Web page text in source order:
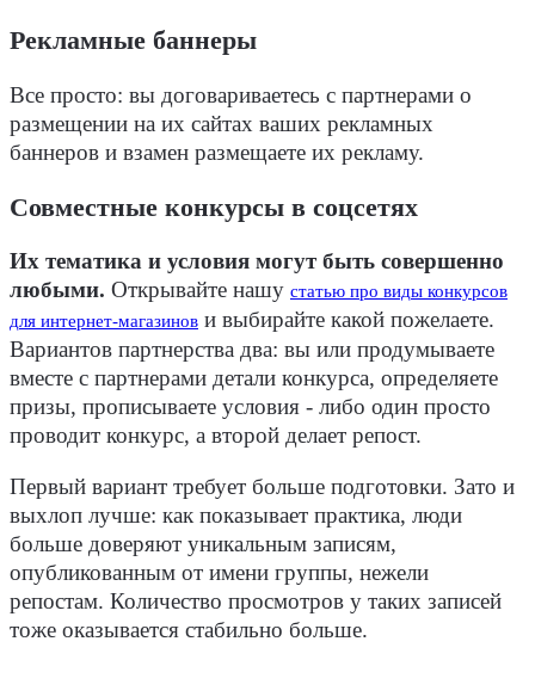
Рекламные баннеры
Все просто: вы договариваетесь с партнерами о
размещении на их сайтах ваших рекламных
баннеров и взамен размещаете их рекламу.
Совместные конкурсы в соцсетях
Их тематика и условия могут быть совершенно
любыми. Открывайте нашу статью про виды конкурсов
для интернет-магазинов и выбирайте какой пожелаете.
Вариантов партнерства два: вы или продумываете
вместе с партнерами детали конкурса, определяете
призы, прописываете условия - либо один просто
проводит конкурс, а второй делает репост.
Первый вариант требует больше подготовки. Зато и
выхлоп лучше: как показывает практика, люди
больше доверяют уникальным записям,
опубликованным от имени группы, нежели
репостам. Количество просмотров у таких записей
тоже оказывается стабильно больше.